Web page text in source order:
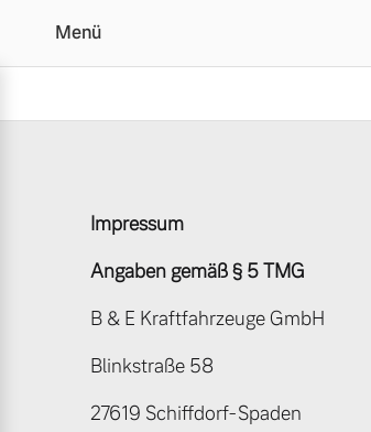
Menü
Vollelektrisch
3 Modelle
Impressum
Angaben gemäß § 5 TMG
B & E Kraftfahrzeuge GmbH
Blinkstraße 58
27619 Schiffdorf-Spaden